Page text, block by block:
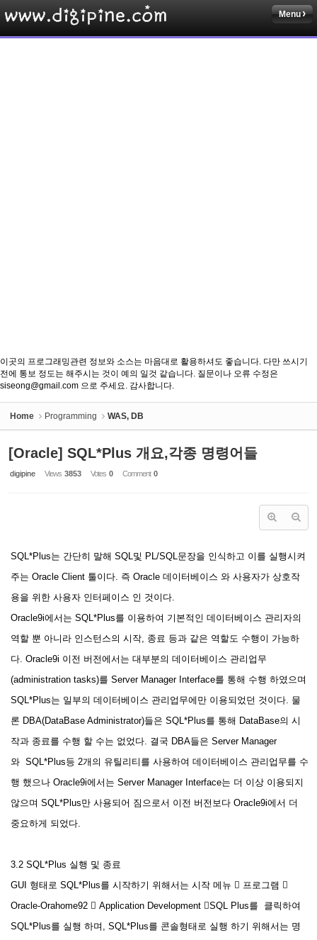
Menu
이곳의 프로그래밍관련 정보와 소스는 마음대로 활용하셔도 좋습니다. 다만 쓰시기
전에 통보 정도는 해주시는 것이 예의 일것 같습니다. 질문이나 오류 수정은
siseong@gmail.com 으로 주세요. 감사합니다.
Home Programming WAS, DB
[Oracle] SQL*Plus 개요,각종 명령어들
digipine Views 3853 Votes 0 Comment 0
SQL*Plus는 간단히 말해 SQL및 PL/SQL문장을 인식하고 이를 실행시켜
주는 Oracle Client 툴이다. 즉 Oracle 데이터베이스 와 사용자가 상호작
용을 위한 사용자 인터페이스 인 것이다.
Oracle9i에서는 SQL*Plus를 이용하여 기본적인 데이터베이스 관리자의
역할 뿐 아니라 인스턴스의 시작, 종료 등과 같은 역할도 수행이 가능하
다. Oracle9i 이전 버전에서는 대부분의 데이터베이스 관리업무
(administration tasks)를 Server Manager Interface를 통해 수행 하였으며
SQL*Plus는 일부의 데이터베이스 관리업무에만 이용되었던 것이다. 물
론 DBA(DataBase Administrator)들은 SQL*Plus를 통해 DataBase의 시
작과 종료를 수행 할 수는 없었다. 결국 DBA들은 Server Manager
와 SQL*Plus등 2개의 유틸리티를 사용하여 데이터베이스 관리업무를 수
행 했으나 Oracle9i에서는 Server Manager Interface는 더 이상 이용되지
않으며 SQL*Plus만 사용되어 짐으로서 이전 버전보다 Oracle9i에서 더
중요하게 되었다.
3.2 SQL*Plus 실행 및 종료
GUI 형태로 SQL*Plus를 시작하기 위해서는 시작 메뉴  프로그램 
Oracle-Orahome92  Application Development SQL Plus를 클릭하여
SQL*Plus를 실행 하며, SQL*Plus를 콘솔형태로 실행 하기 위해서는 명
Sketchbook5, 스케치북5